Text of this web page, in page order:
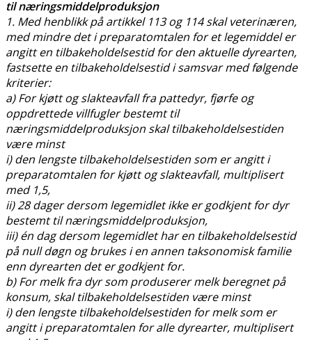
til næringsmiddelproduksjon
1. Med henblikk på artikkel 113 og 114 skal veterinæren,
med mindre det i preparatomtalen for et legemiddel er
angitt en tilbakeholdelsestid for den aktuelle dyrearten,
fastsette en tilbakeholdelsestid i samsvar med følgende
kriterier:
a) For kjøtt og slakteavfall fra pattedyr, fjørfe og
oppdrettede villfugler bestemt til
næringsmiddelproduksjon skal tilbakeholdelsestiden
være minst
i) den lengste tilbakeholdelsestiden som er angitt i
preparatomtalen for kjøtt og slakteavfall, multiplisert
med 1,5,
ii) 28 dager dersom legemidlet ikke er godkjent for dyr
bestemt til næringsmiddelproduksjon,
iii) én dag dersom legemidlet har en tilbakeholdelsestid
på null døgn og brukes i en annen taksonomisk familie
enn dyrearten det er godkjent for.
b) For melk fra dyr som produserer melk beregnet på
konsum, skal tilbakeholdelsestiden være minst
i) den lengste tilbakeholdelsestiden for melk som er
angitt i preparatomtalen for alle dyrearter, multiplisert